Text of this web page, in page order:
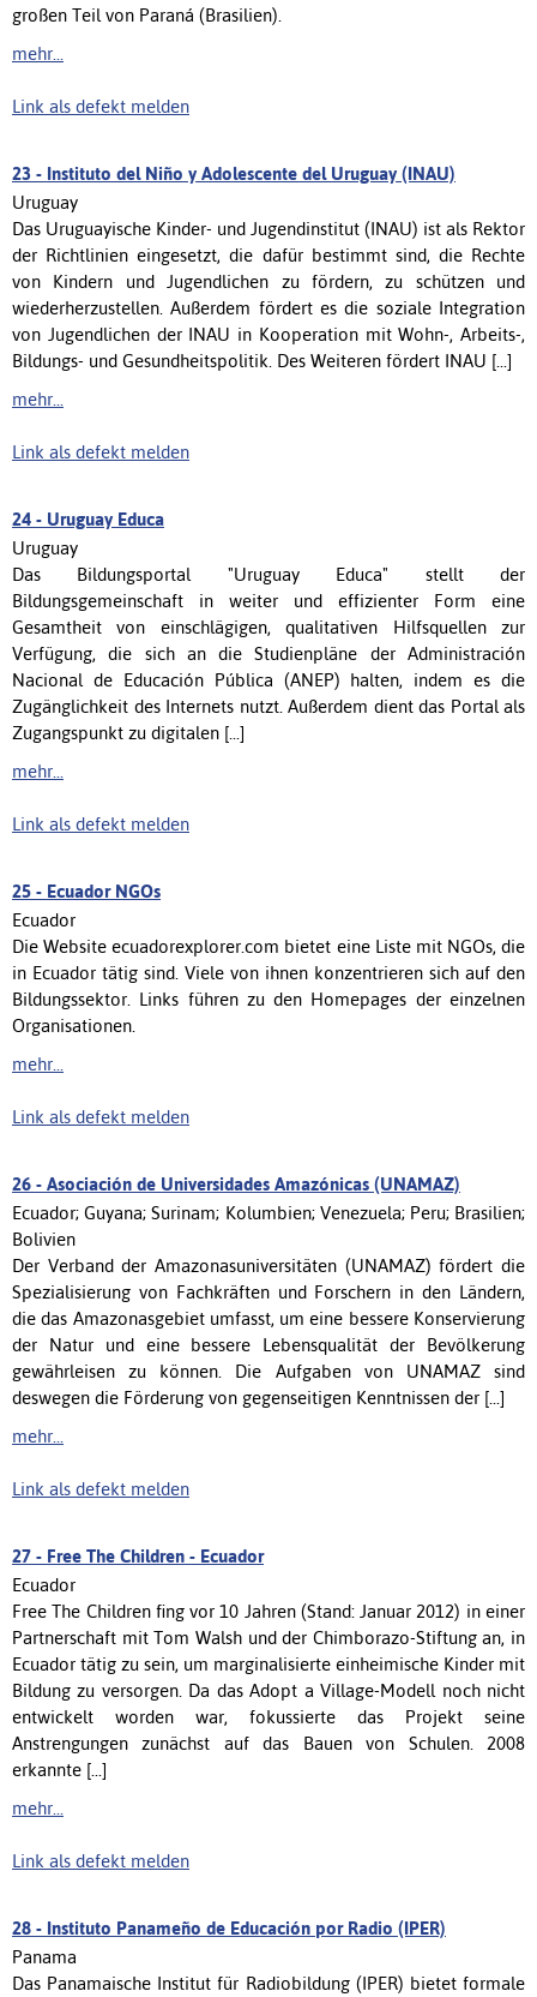
großen Teil von Paraná (Brasilien).
mehr...
Link als defekt melden
23 - Instituto del Niño y Adolescente del Uruguay (INAU)
Uruguay
Das Uruguayische Kinder- und Jugendinstitut (INAU) ist als Rektor
der Richtlinien eingesetzt, die dafür bestimmt sind, die Rechte
von Kindern und Jugendlichen zu fördern, zu schützen und
wiederherzustellen. Außerdem fördert es die soziale Integration
von Jugendlichen der INAU in Kooperation mit Wohn-, Arbeits-,
Bildungs- und Gesundheitspolitik. Des Weiteren fördert INAU [...]
mehr...
Link als defekt melden
24 - Uruguay Educa
Uruguay
Das Bildungsportal "Uruguay Educa" stellt der
Bildungsgemeinschaft in weiter und effizienter Form eine
Gesamtheit von einschlägigen, qualitativen Hilfsquellen zur
Verfügung, die sich an die Studienpläne der Administración
Nacional de Educación Pública (ANEP) halten, indem es die
Zugänglichkeit des Internets nutzt. Außerdem dient das Portal als
Zugangspunkt zu digitalen [...]
mehr...
Link als defekt melden
25 - Ecuador NGOs
Ecuador
Die Website ecuadorexplorer.com bietet eine Liste mit NGOs, die
in Ecuador tätig sind. Viele von ihnen konzentrieren sich auf den
Bildungssektor. Links führen zu den Homepages der einzelnen
Organisationen.
mehr...
Link als defekt melden
26 - Asociación de Universidades Amazónicas (UNAMAZ)
Ecuador; Guyana; Surinam; Kolumbien; Venezuela; Peru; Brasilien;
Bolivien
Der Verband der Amazonasuniversitäten (UNAMAZ) fördert die
Spezialisierung von Fachkräften und Forschern in den Ländern,
die das Amazonasgebiet umfasst, um eine bessere Konservierung
der Natur und eine bessere Lebensqualität der Bevölkerung
gewährleisen zu können. Die Aufgaben von UNAMAZ sind
deswegen die Förderung von gegenseitigen Kenntnissen der [...]
mehr...
Link als defekt melden
27 - Free The Children - Ecuador
Ecuador
Free The Children fing vor 10 Jahren (Stand: Januar 2012) in einer
Partnerschaft mit Tom Walsh und der Chimborazo-Stiftung an, in
Ecuador tätig zu sein, um marginalisierte einheimische Kinder mit
Bildung zu versorgen. Da das Adopt a Village-Modell noch nicht
entwickelt worden war, fokussierte das Projekt seine
Anstrengungen zunächst auf das Bauen von Schulen. 2008
erkannte [...]
mehr...
Link als defekt melden
28 - Instituto Panameño de Educación por Radio (IPER)
Panama
Das Panamaische Institut für Radiobildung (IPER) bietet formale